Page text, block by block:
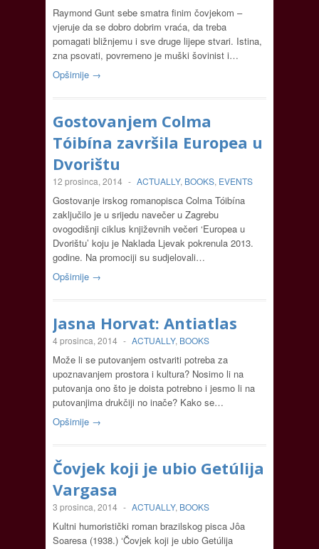
Raymond Gunt sebe smatra finim čovjekom –
vjeruje da se dobro dobrim vraća, da treba
pomagati bližnjemu i sve druge lijepe stvari. Istina,
zna psovati, povremeno je muški šovinist i…
Opširnije →
Gostovanjem Colma
Tóibína završila Europea u
Dvorištu
12 prosinca, 2014 - ACTUALLY, BOOKS, EVENTS
Gostovanje irskog romanopisca Colma Tóibína
zaključilo je u srijedu navečer u Zagrebu
ovogodišnji ciklus književnih večeri ‘Europea u
Dvorištu’ koju je Naklada Ljevak pokrenula 2013.
godine. Na promociji su sudjelovali…
Opširnije →
Jasna Horvat: Antiatlas
4 prosinca, 2014 - ACTUALLY, BOOKS
Može li se putovanjem ostvariti potreba za
upoznavanjem prostora i kultura? Nosimo li na
putovanja ono što je doista potrebno i jesmo li na
putovanjima drukčiji no inače? Kako se…
Opširnije →
Čovjek koji je ubio Getúlija
Vargasa
3 prosinca, 2014 - ACTUALLY, BOOKS
Kultni humoristički roman brazilskog pisca Jôa
Soaresa (1938.) ‘Čovjek koji je ubio Getúlija